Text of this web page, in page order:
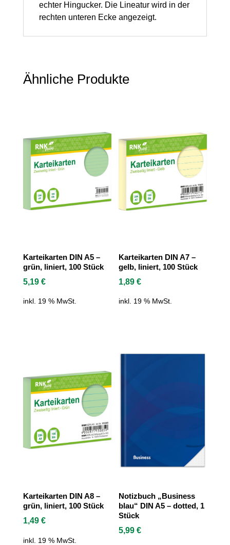
echter Hingucker. Die Lineatur wird in der
rechten unteren Ecke angezeigt.
Ähnliche Produkte
Karteikarten DIN A5 –
grün, liniert, 100 Stück
5,19 €
inkl. 19 % MwSt.
Karteikarten DIN A7 –
gelb, liniert, 100 Stück
1,89€
inkl. 19 % MwSt.
Karteikarten DIN A8 –
grün, liniert, 100 Stück
1,49 €
inkl. 19 % MwSt.
Notizbuch „Business
blau“ DIN A5 – dotted, 1
Stück
5,99€